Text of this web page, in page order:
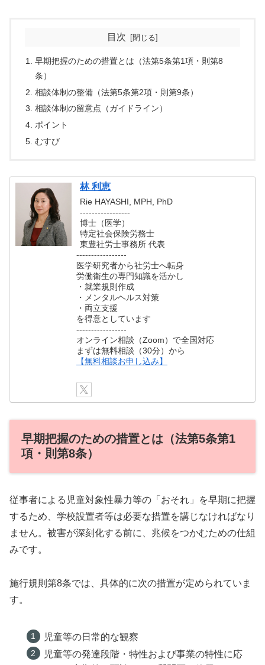
目次
早期把握のための措置とは（法第5条第1項・則第8
条）
相談体制の整備（法第5条第2項・則第9条）
相談体制の留意点（ガイドライン）
ポイント
むすび
林 利恵
Rie HAYASHI, MPH, PhD
-----------------
博士（医学）
特定社会保険労務士
東豊社労士事務所 代表
-----------------
医学研究者から社労士へ転身
労働衛生の専門知識を活かし
・就業規則作成
・メンタルヘルス対策
・両立支援
を得意としています
-----------------
オンライン相談（Zoom）で全国対応
まずは無料相談（30分）から
【無料相談お申し込み】
早期把握のための措置とは（法第5条第1
項・則第8条）
従事者による児童対象性暴力等の「おそれ」を早期に把握
するため、学校設置者等は必要な措置を講じなければなり
ません。被害が深刻化する前に、兆候をつかむための仕組
みです。
施行規則第8条では、具体的に次の措置が定められていま
す。
児童等の日常的な観察
児童等の発達段階・特性および事業の特性に応